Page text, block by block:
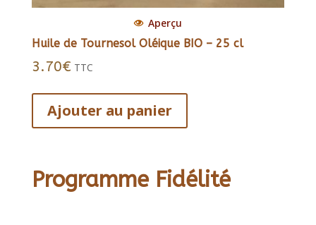
Aperçu
Huile de Tournesol Oléique BIO – 25 cl
3.70€ TTC
Ajouter au panier
Programme Fidélité